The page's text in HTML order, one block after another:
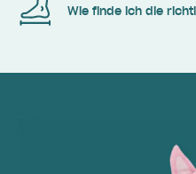
Wie finde ich die